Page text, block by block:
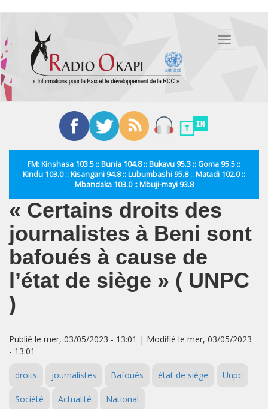
contenu
principal
Toggle
FM: Kinshasa 103.5 :: Bunia 104.8 :: Bukavu 95.3 :: Goma 95.5 ::
Kindu 103.0 :: Kisangani 94.8 :: Lubumbashi 95.8 :: Matadi 102.0 ::
Mbandaka 103.0 :: Mbuji-mayi 93.8
« Certains droits des
journalistes à Beni sont
bafoués à cause de
l’état de siège » ( UNPC
)
Publié le mer, 03/05/2023 - 13:01 | Modifié le mer, 03/05/2023
- 13:01
droits journalistes Bafoués état de siège Unpc
Société Actualité National